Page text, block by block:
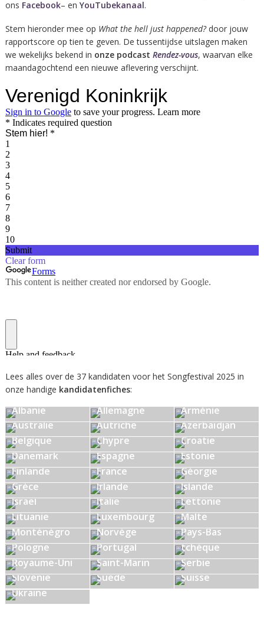
ons Facebook– en YouTubekanaal.
Stem hieronder mee op What the hell just happened?door jouw
rapportscore op tien te geven. De tussentijdse uitslagen maken
we wekelijks bekend in onze podcast Rendez-vous, waarvan elke
maandagochtend een nieuwe aflevering verschijnt.
Lees alles over de 37 kandidaten voor het Songfestival 2025 in
onze handige kandidatenfiches:
Albanie Allemagne
Arménie
Australie
Autriche
Azerbaïdjan
Belgique
Chypre
Croatie
Danemark
Espagne
Estonie
Finlande
France
Géorgie
Grèce
Irlande
Islande
Israël
Italie
Lettonie
Lituanie
Luxembourg
Malte
Monténégro
Norvège
Pays-Bas
Pologne
Portugal
République
tchèque
Royaume-Uni
Saint-Marin
Serbie
Slovénie
Suède
Suisse
Ukraine